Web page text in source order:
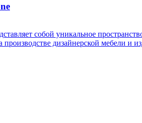
собой уникальное
производстве дизайнерской мебели и